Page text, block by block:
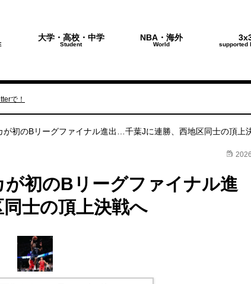
大学・高校・中学
Student
NBA・海外
World supported
で！
が初のBリーグファイナル進出…千葉Jに連勝、西地区同士の頂上
初のBリーグファイナル進
士の頂上決戦へ